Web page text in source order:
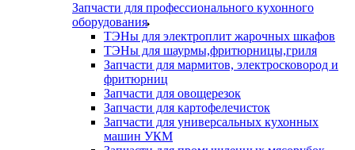
Запчасти для профессионального кухонного
оборудования
ТЭНы для электроплит жарочных шкафов
ТЭНы для шаурмы,фритюрницы,гриля
Запчасти для мармитов, электросковород и
фритюрниц
Запчасти для овощерезок
Запчасти для картофелечисток
Запчасти для универсальных кухонных
машин УКМ